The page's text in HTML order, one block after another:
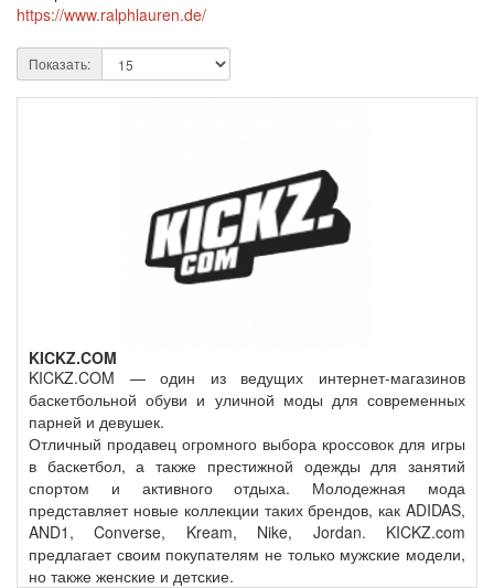
https://www.ralphlauren.de/
Показать:
KICKZ.COM
KICKZ.COM — один из ведущих интернет-магазинов
баскетбольной обуви и уличной моды для современных
парней и девушек.
Отличный продавец огромного выбора кроссовок для игры
в баскетбол, а также престижной одежды для занятий
спортом и активного отдыха. Молодежная мода
представляет новые коллекции таких брендов, как ADIDAS,
AND1, Converse, Kream, Nike, Jordan. KICKZ.com
предлагает своим покупателям не только мужские модели,
но также женские и детские.